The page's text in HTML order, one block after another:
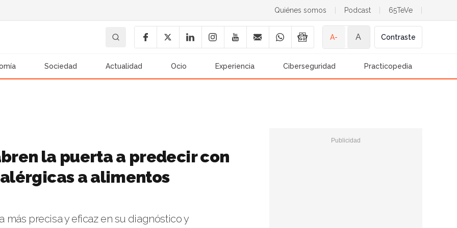
Quiénes somos Podcast 65TeVe
A- A Contraste
Sociedad Actualidad Ocio Experiencia Ciberseguridad Practicopedia
la puerta a predecir con
a alimentos
precisa y eficaz en su diagnóstico y